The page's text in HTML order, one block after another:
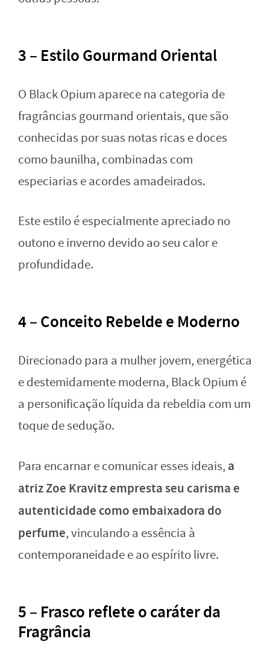
3 – Estilo Gourmand Oriental
O Black Opium aparece na categoria de
fragrâncias gourmand orientais, que são
conhecidas por suas notas ricas e doces
como baunilha, combinadas com
especiarias e acordes amadeirados.
Este estilo é especialmente apreciado no
outono e inverno devido ao seu calor e
profundidade.
4 – Conceito Rebelde e Moderno
Direcionado para a mulher jovem, energética
e destemidamente moderna, Black Opium é
a personificação líquida da rebeldia com um
toque de sedução.
Para encarnar e comunicar esses ideais, a
atriz Zoe Kravitz empresta seu carisma e
autenticidade como embaixadora do
perfume, vinculando a essência à
contemporaneidade e ao espírito livre.
5 – Frasco reflete o caráter da
Fragrância